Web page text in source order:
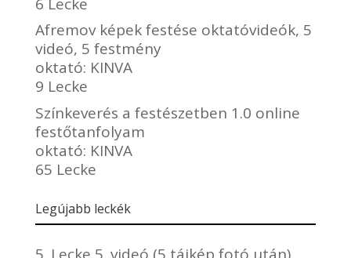
Afremov képek festése oktatóvideók, 5
videó, 5 festmény
oktató: KINVA
9 Lecke
Színkeverés a festészetben 1.0 online
festőtanfolyam
oktató: KINVA
65 Lecke
Legújabb leckék
5. Lecke 5. videó (5 tájkép fotó után)